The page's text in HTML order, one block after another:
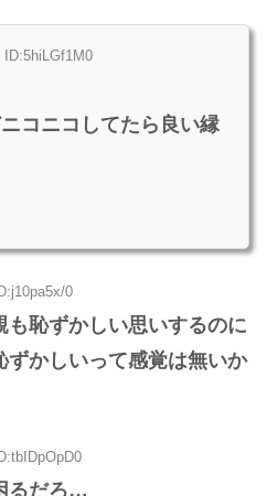
ID:5hiLGf1M0
コニコしてたら良い縁
0
も恥ずかしい思いするのに
ずかしいって感覚は無いか
るだろ…